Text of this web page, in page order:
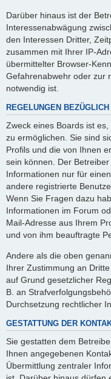
Darüber hinaus ist der
Interessenabwägung
den Interessen Dritter,
zusammen mit Ihrer IP-
übermittelter Browser-
Gefahrenabwehr oder zur
notwendig ist.
REGELUNGEN
Zweck eines Boards ist
zu ermöglichen. Sie sind
Profils und die von Ihnen
sein können. Der
Informationen nur für
andere registrierte
Wenn Sie Fragen dazu
Informationen im Forum
Mail-Adresse aus Ihrem
und von ihm beauftragte
Andere als die oben
Ihrer Zustimmung an
auf Grund gesetzlicher
B. an
Durchsetzung rechtlicher
GESTATTUNG DER
Sie gestatten dem
Ihnen angegebenen
Übermittlung zentraler